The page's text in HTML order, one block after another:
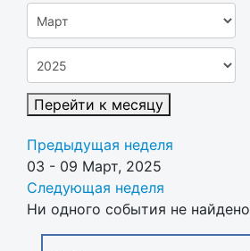
Перейти к месяцу
Предыдущая неделя
03 - 09 Март, 2025
Следующая неделя
Ни одного события не найдено